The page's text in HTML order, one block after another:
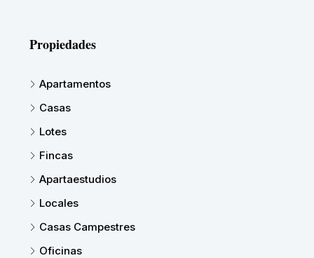
Propiedades
Apartamentos
Casas
Lotes
Fincas
Apartaestudios
Locales
Casas Campestres
Oficinas